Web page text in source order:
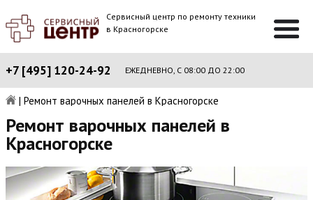
Сервисный центр по ремонту техники
в Красногорске
+7 [495] 120-24-92 ЕЖЕДНЕВНО, С 08:00 ДО 22:00
| Ремонт варочных панелей в Красногорске
Ремонт варочных панелей в
Красногорске